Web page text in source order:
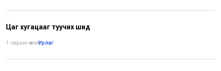
Цаг хугацааг туучих шид
1 сарын өмнө•Урлаг